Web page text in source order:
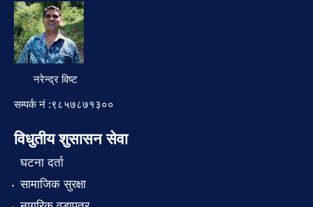
नरेन्द्र विष्ट
सम्पर्क नं :९८५७८७१३००
विधुतीय शुसासन सेवा
घटना दर्ता
सामाजिक सुरक्षा